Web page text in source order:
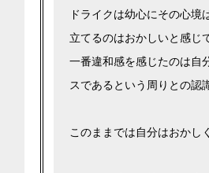
ドライクは幼心にその心
立てるのはおかしいと感じ
一番違和感を感じたのは自
スであるという周りとの認
このままでは自分はおかし